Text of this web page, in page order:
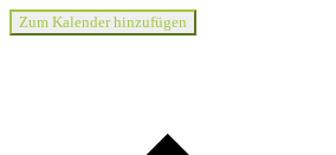
Zum Kalender hinzufügen